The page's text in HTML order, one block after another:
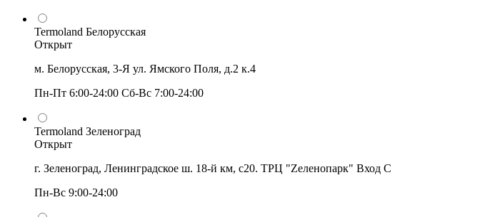
Termoland Белорусская
Открыт
м. Белорусская, 3-Я ул. Ямского Поля, д.2 к.4
Пн-Пт 6:00-24:00 Сб-Вс 7:00-24:00
Termoland Зеленоград
Открыт
г. Зеленоград, Ленинградское ш. 18-й км, с20. ТРЦ "Zеленопарк" Вход С
Пн-Вс 9:00-24:00